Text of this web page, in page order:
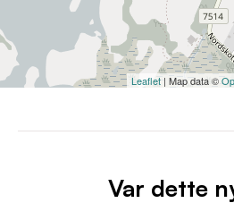
Leaflet | Map data ©
Var dette